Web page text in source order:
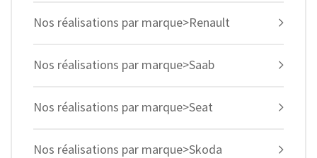
Nos réalisations par marque>Renault
Nos réalisations par marque>Saab
Nos réalisations par marque>Seat
Nos réalisations par marque>Skoda